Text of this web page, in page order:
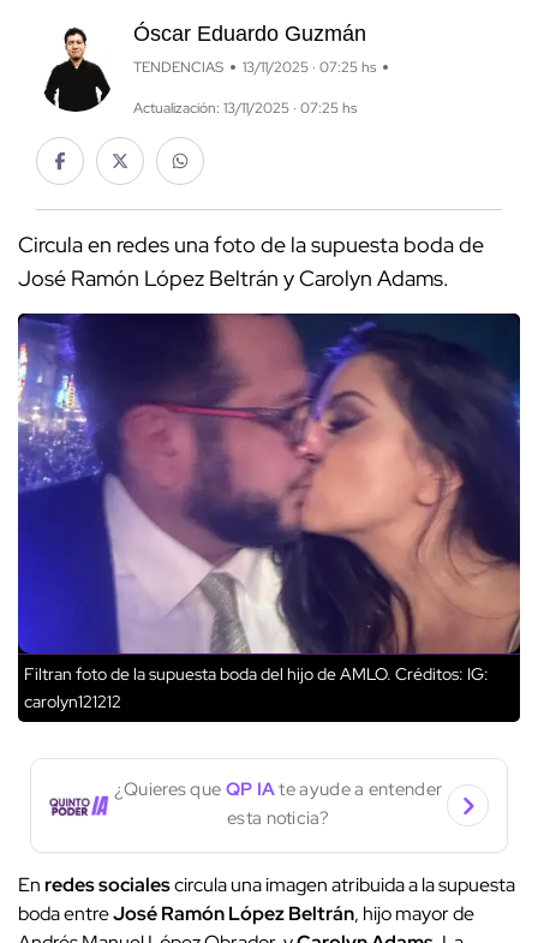
Óscar Eduardo Guzmán
TENDENCIAS 13/11/2025 · 07:25 hs
Actualización: 13/11/2025 · 07:25 hs
Circula en redes una foto de la supuesta boda de
José Ramón López Beltrán y Carolyn Adams.
Filtran foto de la supuesta boda del hijo de AMLO. Créditos: IG:
carolyn121212
¿Quieres que QP IAte ayude a entender
esta noticia?
Enredes socialescircula una imagen atribuida a la supuesta
boda entreJosé Ramón López Beltrán, hijo mayor de